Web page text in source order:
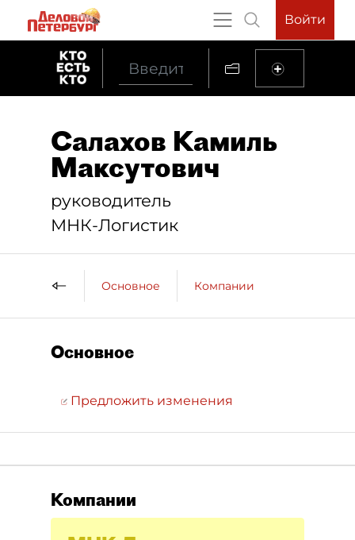
Войти
Салахов Камиль
Максутович
руководитель
МНК-Логистик
Основное Компании
Основное
Предложить изменения
Компании